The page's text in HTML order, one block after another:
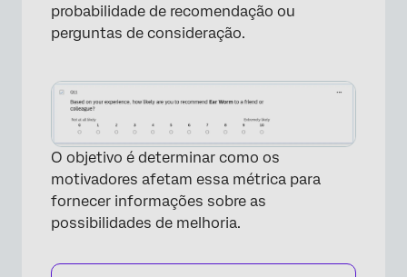
probabilidade de recomendação ou
perguntas de consideração.
O objetivo é determinar como os
motivadores afetam essa métrica para
fornecer informações sobre as
possibilidades de melhoria.